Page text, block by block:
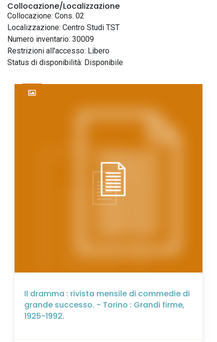
Collocazione/Localizzazione
Collocazione: Cons. 02
Localizzazione: Centro Studi TST
Numero inventario: 30009
Restrizioni all'accesso: Libero
Status di disponibilità: Disponibile
Il dramma : rivista mensile di commedie di
grande successo. - Torino : Grandi firme,
1925-1992.